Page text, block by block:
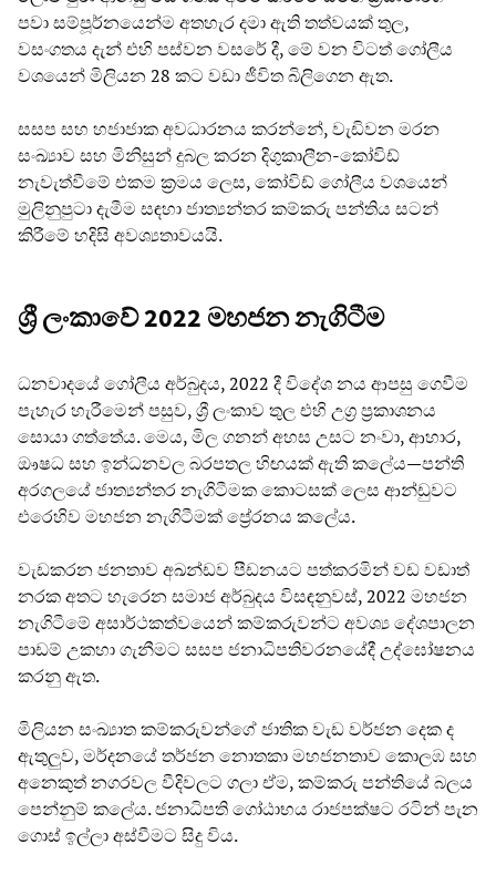
පවා සම්පූර්නයෙන්ම අතහැර දමා ඇති තත්වයක් තුල,
වසංගතය දැන් එහි පස්වන වසරේ දී, මේ වන විටත් ගෝලීය
වශයෙන් මිලියන 28 කට වඩා ජීවිත බිලිගෙන ඇත.
සසප සහ හජාජාක අවධාරනය කරන්නේ, වැඩිවන මරන
සංඛ්‍යාව සහ මිනිසුන් දුබල කරන දිගුකාලීන-කෝවිඩ්
නැවැත්වීමේ එකම ක්‍රමය ලෙස, කෝවිඩ් ගෝලීය වශයෙන්
මුලිනුපුටා දැමීම සඳහා ජාත්‍යන්තර කම්කරු පන්තිය සටන්
කිරීමේ හදිසි අවශ්‍යතාවයයි.
ශ්‍රී ලංකාවේ 2022 මහජන නැගිටීම
ධනවාදයේ ගෝලීය අර්බුදය, 2022 දී විදේශ නය ආපසු ගෙවීම
පැහැර හැරීමෙන් පසුව, ශ්‍රී ලංකාව තුල එහි උග්‍ර ප්‍රකාශනය
සොයා ගත්තේය. මෙය, මිල ගනන් අහස උසට නංවා, ආහාර,
ඖෂධ සහ ඉන්ධනවල බරපතල හිඟයක් ඇති කලේය—පන්ති
අරගලයේ ජාත්‍යන්තර නැගිටීමක කොටසක් ලෙස ආන්ඩුවට
එරෙහිව මහජන නැගිටීමක් ප්‍රේරනය කලේය.
වැඩකරන ජනතාව අඛන්ඩව පීඩනයට පත්කරමින් වඩ වඩාත්
නරක අතට හැරෙන සමාජ අර්බුදය විසඳනුවස්, 2022 මහජන
නැගිටීමේ අසාර්ථකත්වයෙන් කම්කරුවන්ට අවශ්‍ය දේශපාලන
පාඩම් උකහා ගැනීමට සසප ජනාධිපතිවරනයේදී උද්ඝෝෂනය
කරනු ඇත.
මිලියන සංඛ්‍යාත කම්කරුවන්ගේ ජාතික වැඩ වර්ජන දෙක ද
ඇතුලුව, මර්දනයේ තර්ජන නොතකා මහජනතාව කොලඹ සහ
අනෙකුත් නගරවල වීදිවලට ගලා ඒම, කම්කරු පන්තියේ බලය
පෙන්නුම් කලේය. ජනාධිපති ගෝඨාභය රාජපක්ෂට රටින් පැන
ගොස් ඉල්ලා අස්වීමට සිදු විය.